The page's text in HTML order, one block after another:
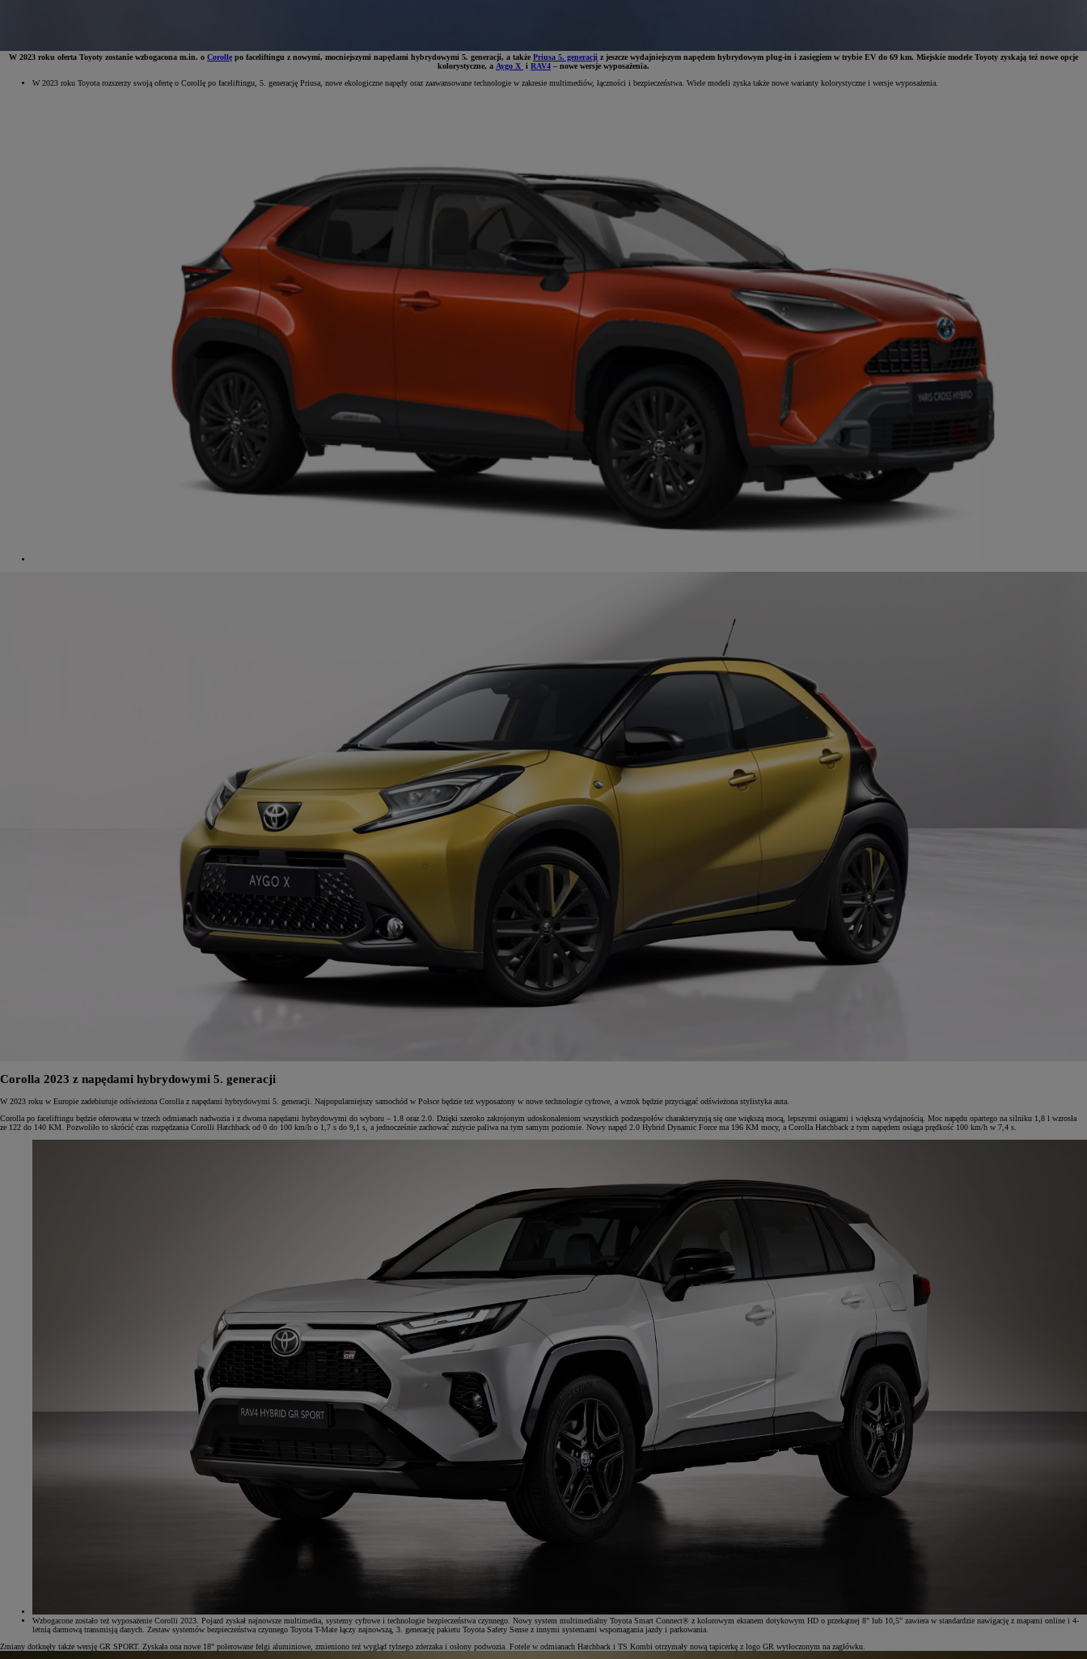
W 2023 roku oferta Toyoty zostanie wzbogacona m.in. o Corollę po faceliftingu z nowymi, mocniejszymi napędami hybrydowymi 5. generacji, a także Priusa 5. generacji z jeszcze wydajniejszym napędem hybrydowym plug-in i zasięgiem w trybie EV do 69 km. Miejskie modele Toyoty zyskają też nowe opcje
kolorystyczne, a Aygo X i RAV4 – nowe wersje wyposażenia.
W 2023 roku Toyota rozszerzy swoją ofertę o Corollę po faceliftingu, 5. generację Priusa, nowe ekologiczne napędy oraz zaawansowane technologie w zakresie multimediów, łączności i bezpieczeństwa. Wiele modeli zyska także nowe warianty kolorystyczne i wersje wyposażenia.
Corolla 2023 z napędami hybrydowymi 5. generacji
W 2023 roku w Europie zadebiutuje odświeżona Corolla z napędami hybrydowymi 5. generacji. Najpopularniejszy samochód w Polsce będzie też wyposażony w nowe technologie cyfrowe, a wzrok będzie przyciągać odświeżona stylistyka auta.
Corolla po faceliftingu będzie oferowana w trzech odmianach nadwozia i z dwoma napędami hybrydowymi do wyboru – 1.8 oraz 2.0. Dzięki szeroko zakrojonym udoskonaleniom wszystkich podzespołów charakteryzują się one większą mocą, lepszymi osiągami i większą wydajnością. Moc napędu opartego na silniku 1,8 l wzrosła
ze 122 do 140 KM. Pozwoliło to skrócić czas rozpędzania Corolli Hatchback od 0 do 100 km/h o 1,7 s do 9,1 s, a jednocześnie zachować zużycie paliwa na tym samym poziomie. Nowy napęd 2.0 Hybrid Dynamic Force ma 196 KM mocy, a Corolla Hatchback z tym napędem osiąga prędkość 100 km/h w 7,4 s.
Wzbogacone zostało też wyposażenie Corolli 2023. Pojazd zyskał najnowsze multimedia, systemy cyfrowe i technologie bezpieczeństwa czynnego. Nowy system multimedialny Toyota Smart Connect® z kolorowym ekranem dotykowym HD o przekątnej 8" lub 10,5" zawiera w standardzie nawigację z mapami online i 4-
letnią darmową transmisją danych. Zestaw systemów bezpieczeństwa czynnego Toyota T-Mate łączy najnowszą, 3. generację pakietu Toyota Safety Sense z innymi systemami wspomagania jazdy i parkowania.
Zmiany dotknęły także wersję GR SPORT. Zyskała ona nowe 18" polerowane felgi aluminiowe, zmieniono też wygląd tylnego zderzaka i osłony podwozia. Fotele w odmianach Hatchback i TS Kombi otrzymały nową tapicerkę z logo GR wytłoczonym na zagłówku.